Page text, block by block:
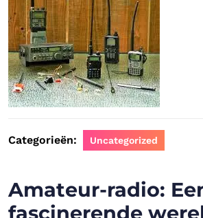
Categorieën: Uncategorized
Amateur-radio:
fascinerende